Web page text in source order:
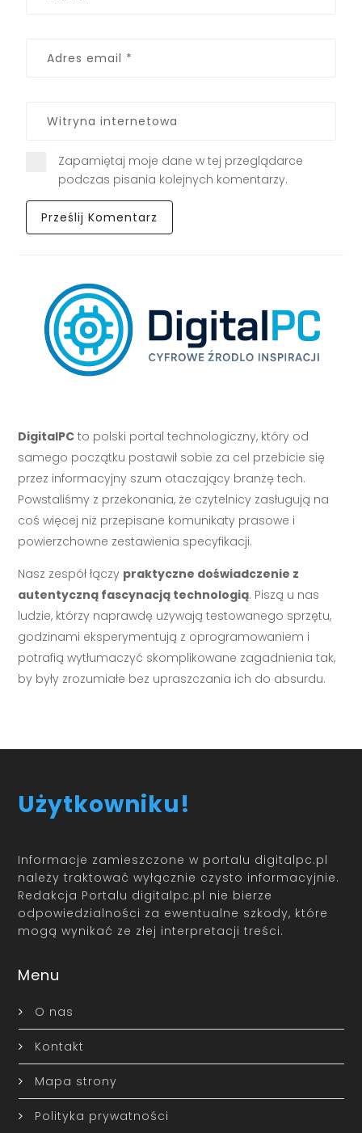
Zapamiętaj moje dane w tej przeglądarce
podczas pisania kolejnych komentarzy.
DigitalPC to polski portal technologiczny, który od
samego początku postawił sobie za cel przebicie się
przez informacyjny szum otaczający branżę tech.
Powstaliśmy z przekonania, że czytelnicy zasługują na
coś więcej niż przepisane komunikaty prasowe i
powierzchowne zestawienia specyfikacji.
Nasz zespół łączy praktyczne doświadczenie z
autentyczną fascynacją technologią. Piszą u nas
ludzie, którzy naprawdę używają testowanego sprzętu,
godzinami eksperymentują z oprogramowaniem i
potrafią wytłumaczyć skomplikowane zagadnienia tak,
by były zrozumiałe bez upraszczania ich do absurdu.
Użytkowniku!
Informacje zamieszczone w portalu digitalpc.pl
należy traktować wyłącznie czysto informacyjnie.
Redakcja Portalu digitalpc.pl nie bierze
odpowiedzialności za ewentualne szkody, które
mogą wynikać ze złej interpretacji treści.
Menu
O nas
Kontakt
Mapa strony
Polityka prywatności